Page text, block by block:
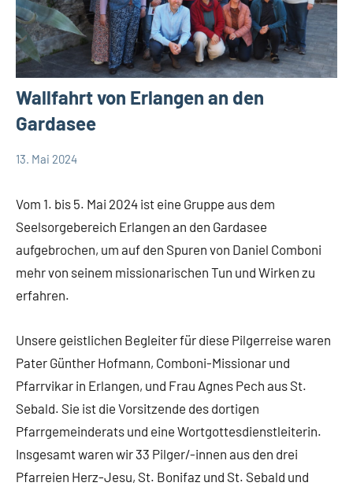
Wallfahrt von Erlangen an den
Gardasee
13. Mai 2024
Vom 1. bis 5. Mai 2024 ist eine Gruppe aus dem
Seelsorgebereich Erlangen an den Gardasee
aufgebrochen, um auf den Spuren von Daniel Comboni
mehr von seinem missionarischen Tun und Wirken zu
erfahren.
Unsere geistlichen Begleiter für diese Pilgerreise waren
Pater Günther Hofmann, Comboni-Missionar und
Pfarrvikar in Erlangen, und Frau Agnes Pech aus St.
Sebald. Sie ist die Vorsitzende des dortigen
Pfarrgemeinderats und eine Wortgottesdienstleiterin.
Insgesamt waren wir 33 Pilger/-innen aus den drei
Pfarreien Herz-Jesu, St. Bonifaz und St. Sebald und